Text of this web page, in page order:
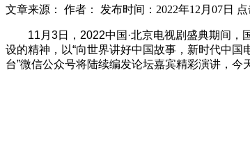
文章来源： 作者： 发布时间：2022年12月07日
11月3日，2022中国·北京电视剧盛典期间
设的精神，以“向世界讲好中国故事，新时代中
台”微信公众号将陆续编发论坛嘉宾精彩演讲，